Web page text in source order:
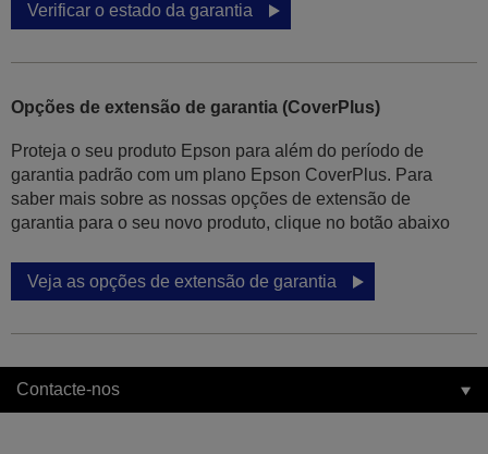
Verificar o estado da garantia
Opções de extensão de garantia (CoverPlus)
Proteja o seu produto Epson para além do período de
garantia padrão com um plano Epson CoverPlus. Para
saber mais sobre as nossas opções de extensão de
garantia para o seu novo produto, clique no botão abaixo
Veja as opções de extensão de garantia
Contacte-nos